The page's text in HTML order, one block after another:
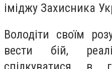
іміджу Захисника
Володіти своїм
вести бій,